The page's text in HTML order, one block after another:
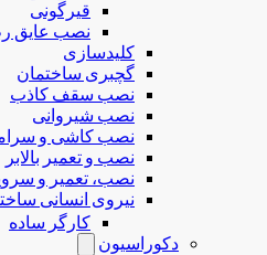
قیرگونی
نصب عایق
کلیدسازی
گچبری ساختمان
نصب سقف کاذب
نصب شیروانی
نصب کاشی و
نصب و تعمیر بالابر
نصب، تعمیر و
نیروی انسانی
کارگر ساده
دکوراسیون